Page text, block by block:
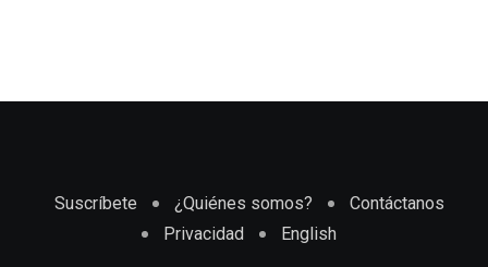
Suscríbete ¿Quiénes somos?
Contáctanos
Privacidad
English